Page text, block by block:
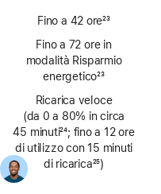
Fino a 42 ore23
Fino a 72 ore in
modalità Risparmio
energetico23
Ricarica veloce
(da 0 a 80% in circa
45 minuti
Nota
24; fino a 12 ore
di utilizzo con 15 minuti
di ricarica
Nota
25)